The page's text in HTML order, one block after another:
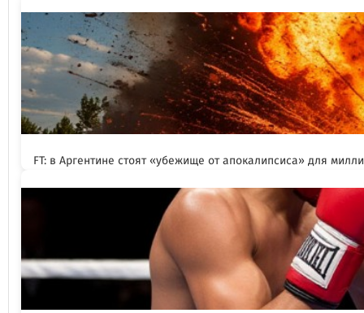
FT: в Аргентине стоят «убежище от апокалипсиса» для